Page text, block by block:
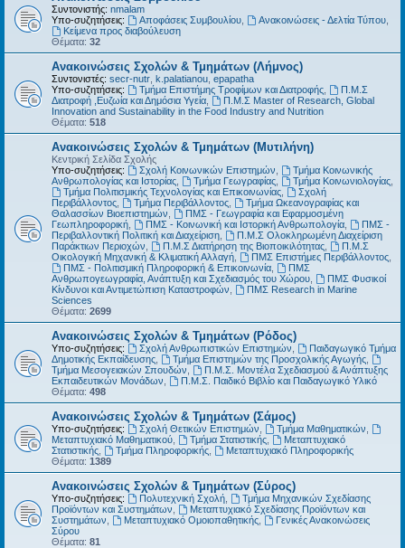
Συντονιστής: nmalam
Υπο-συζητήσεις:
Αποφάσεις Συμβουλίου, Ανακοινώσεις - Δελτία Τύπου,
Kείμενα προς διαβούλευση
Θέματα: 32
Ανακοινώσεις Σχολών & Τμημάτων (Λήμνος)
Συντονιστές: secr-nutr k.palatianou epapatha
Υπο-συζητήσεις:
Τμήμα Επιστήμης Τροφίμων και Διατροφής,
Π.Μ.Σ
Διατροφή ,Ευζωία και Δημόσια Υγεία
Π.Μ.Σ Master of Research, Global
Innovation and Sustainability in the Food Industry and Nutrition
Θέματα: 518
Ανακοινώσεις Σχολών & Τμημάτων (Μυτιλήνη)
Κεντρική Σελίδα Σχολής
Υπο-συζητήσεις:
Σχολή Κοινωνικών Επιστημών
Τμήμα Κοινωνικής
Ανθρωπολογίας και Ιστορίας
Τμήμα Γεωγραφίας, Τμήμα Κοινωνιολογίας,
Τμήμα Πολιτισμικής Τεχνολογίας και Επικοινωνίας,
Σχολή
Περιβάλλοντος
Τμήμα Περιβάλλοντος,
Τμήμα Ωκεανογραφίας και
Θαλασσίων Βιοεπιστημών
ΠΜΣ - Γεωγραφία και Εφαρμοσμένη
Γεωπληροφορική
ΠΜΣ - Κοινωνική και Ιστορική Ανθρωπολογία,
ΠΜΣ -
Περιβαλλοντική Πολιτική και Διαχείριση
Π.Μ.Σ Ολοκληρωμένη Διαχείριση
Παράκτιων Περιοχών
Π.Μ.Σ Διατήρηση της Βιοποικιλότητας,
Π.Μ.Σ
Οικολογική Μηχανική & Κλιματική Αλλαγή
ΠΜΣ Επιστήμες Περιβάλλοντος,
ΠΜΣ - Πολιτισμική Πληροφορική & Επικοινωνία,
ΠΜΣ
Ανθρωπογεωγραφία, Ανάπτυξη και Σχεδιασμός του Χώρου
ΠΜΣ Φυσικοί
Κίνδυνοι και Αντιμετώπιση Καταστροφών
ΠΜΣ Research in Marine
Sciences
Θέματα: 2699
Ανακοινώσεις Σχολών & Τμημάτων (Ρόδος)
Υπο-συζητήσεις: Σχολή Ανθρωπιστικών Επιστημών
Παιδαγωγικό Τμήμα
Δημοτικής Εκπαίδευσης
Τμήμα Επιστημών της Προσχολικής Αγωγής,
Τμήμα Μεσογειακών Σπουδών
Π.Μ.Σ. Μοντέλα Σχεδιασμού & Ανάπτυξης
Εκπαιδευτικών Μονάδων
Π.Μ.Σ. Παιδικό Βιβλίο και Παιδαγωγικό Υλικό
Θέματα: 498
Ανακοινώσεις Σχολών & Τμημάτων (Σάμος)
Υπο-συζητήσεις: Σχολή Θετικών Επιστημών Τμήμα Μαθηματικών
Μεταπτυχιακό Μαθηματικού
Τμήμα Στατιστικής,
Μεταπτυχιακό
Στατιστικής
Τμήμα Πληροφορικής,
Μεταπτυχιακό Πληροφορικής
Θέματα: 1389
Ανακοινώσεις Σχολών & Τμημάτων (Σύρος)
Υπο-συζητήσεις: Πολυτεχνική Σχολή,
Τμήμα Μηχανικών Σχεδίασης
Προϊόντων και Συστημάτων
Μεταπτυχιακό Σχεδίασης Προϊόντων και
Συστημάτων
Μεταπτυχιακό Ομοιοπαθητικής,
Γενικές Ανακοινώσεις
Σύρου
Θέματα: 81